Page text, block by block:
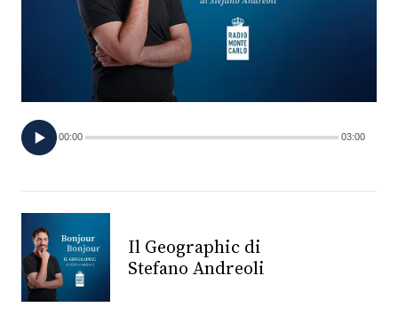
VIDEO
PRINCIPATO
DI
MONACO
CONSIGLIA
00:00 03:00
Il Geographic di
Stefano Andreoli